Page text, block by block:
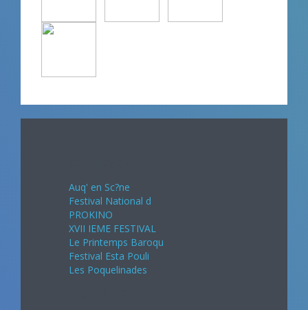
Auq' en Sc?ne
Festival National d
PROKINO
XVII IEME FESTIVAL
Le Printemps Baroqu
Festival Esta Pouli
Les Poquelinades